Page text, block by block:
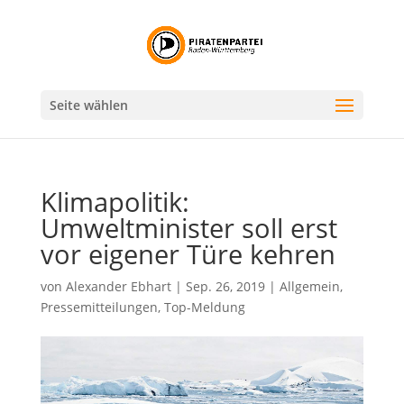
Seite wählen
Klimapolitik:
Umweltminister soll erst
vor eigener Türe kehren
von Alexander Ebhart| Sep. 26, 2019| Allgemein,
Pressemitteilungen, Top-Meldung